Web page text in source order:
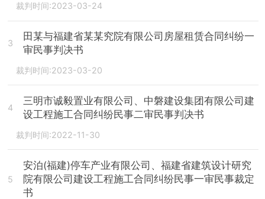
裁判时间:2023-03-24
3
田某与福建省某某究院有限公司房屋租赁合同纠纷一
审民事判决书
裁判时间:2023-03-20
4
三明市诚毅置业有限公司、中磐建设集团有限公司建
设工程施工合同纠纷民事二审民事判决书
裁判时间:2022-11-30
5
安泊(福建)停车产业有限公司、福建省建筑设计研究
院有限公司建设工程施工合同纠纷民事一审民事裁定
书